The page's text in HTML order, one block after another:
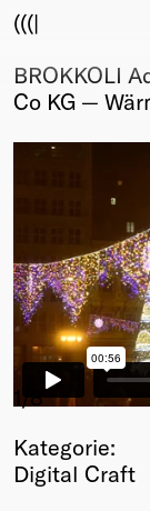
(((|
About
Club
Sponsors
Events
Upcoming
Past
Membership
Info
Young
Friends of
BROKKOLI
Co KG —
1/8
Kategorie:
Digital Craft